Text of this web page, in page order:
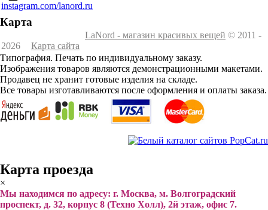
instagram.com/lanord.ru
Карта
LaNord - магазин красивых вещей © 2011 -
2026
Карта сайта
Типография. Печать по индивидуальному заказу.
Изображения товаров являются демонстрационными макетами.
Продавец не хранит готовые изделия на складе.
Все товары изготавливаются после оформления и оплаты заказа.
Карта проезда
×
Мы находимся по адресу: г. Москва, м. Волгоградский
проспект, д. 32, корпус 8 (Техно Холл), 2й этаж, офис 7.